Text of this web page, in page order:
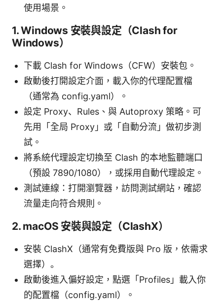
使用場景。
1. Windows 安裝與設定（Clash for
Windows）
下載 Clash for Windows（CFW）安裝包。
啟動後打開設定介面，載入你的代理配置檔
（通常為 config.yaml）。
設定 Proxy、Rules、與 Autoproxy 策略。可
先用「全局 Proxy」或「自動分流」做初步測
試。
將系統代理設定切換至 Clash 的本地監聽端口
（預設 7890/1080），或採用自動代理設定。
測試連線：打開瀏覽器，訪問測試網站，確認
流量走向符合規則。
2. macOS 安裝與設定（ClashX）
安裝 ClashX（通常有免費版與 Pro 版，依需求
選擇）。
啟動後進入偏好設定，點選「Profiles」載入你
的配置檔（config.yaml）。